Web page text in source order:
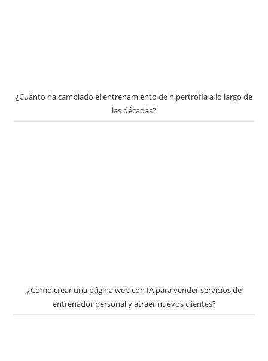
¿Cuánto ha cambiado el entrenamiento de hipertrofia a lo largo de
las décadas?
¿Cómo crear una página web con IA para vender servicios de
entrenador personal y atraer nuevos clientes?